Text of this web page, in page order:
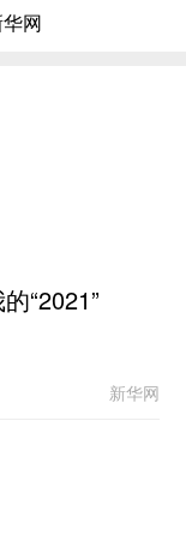
网
“2021”
新华网